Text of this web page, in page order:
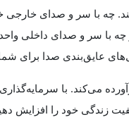
چه با سر و صدای خارجی
چه با سر و صدای داخلی
عایق‌بندی صدا برای
می‌کند. با
زندگی خود را افزایش